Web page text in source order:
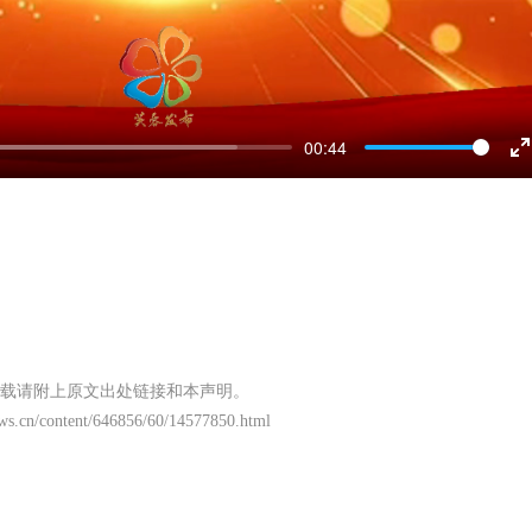
00:44
请附上原文出处链接和本声明。
content/646856/60/14577850.html